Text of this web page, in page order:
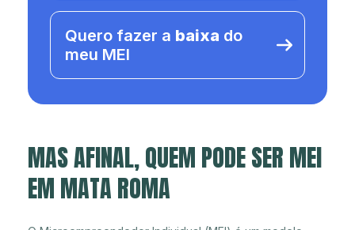
Quero fazer a baixa do
meu MEI
MAS AFINAL, QUEM PODE SER MEI
EM MATA ROMA